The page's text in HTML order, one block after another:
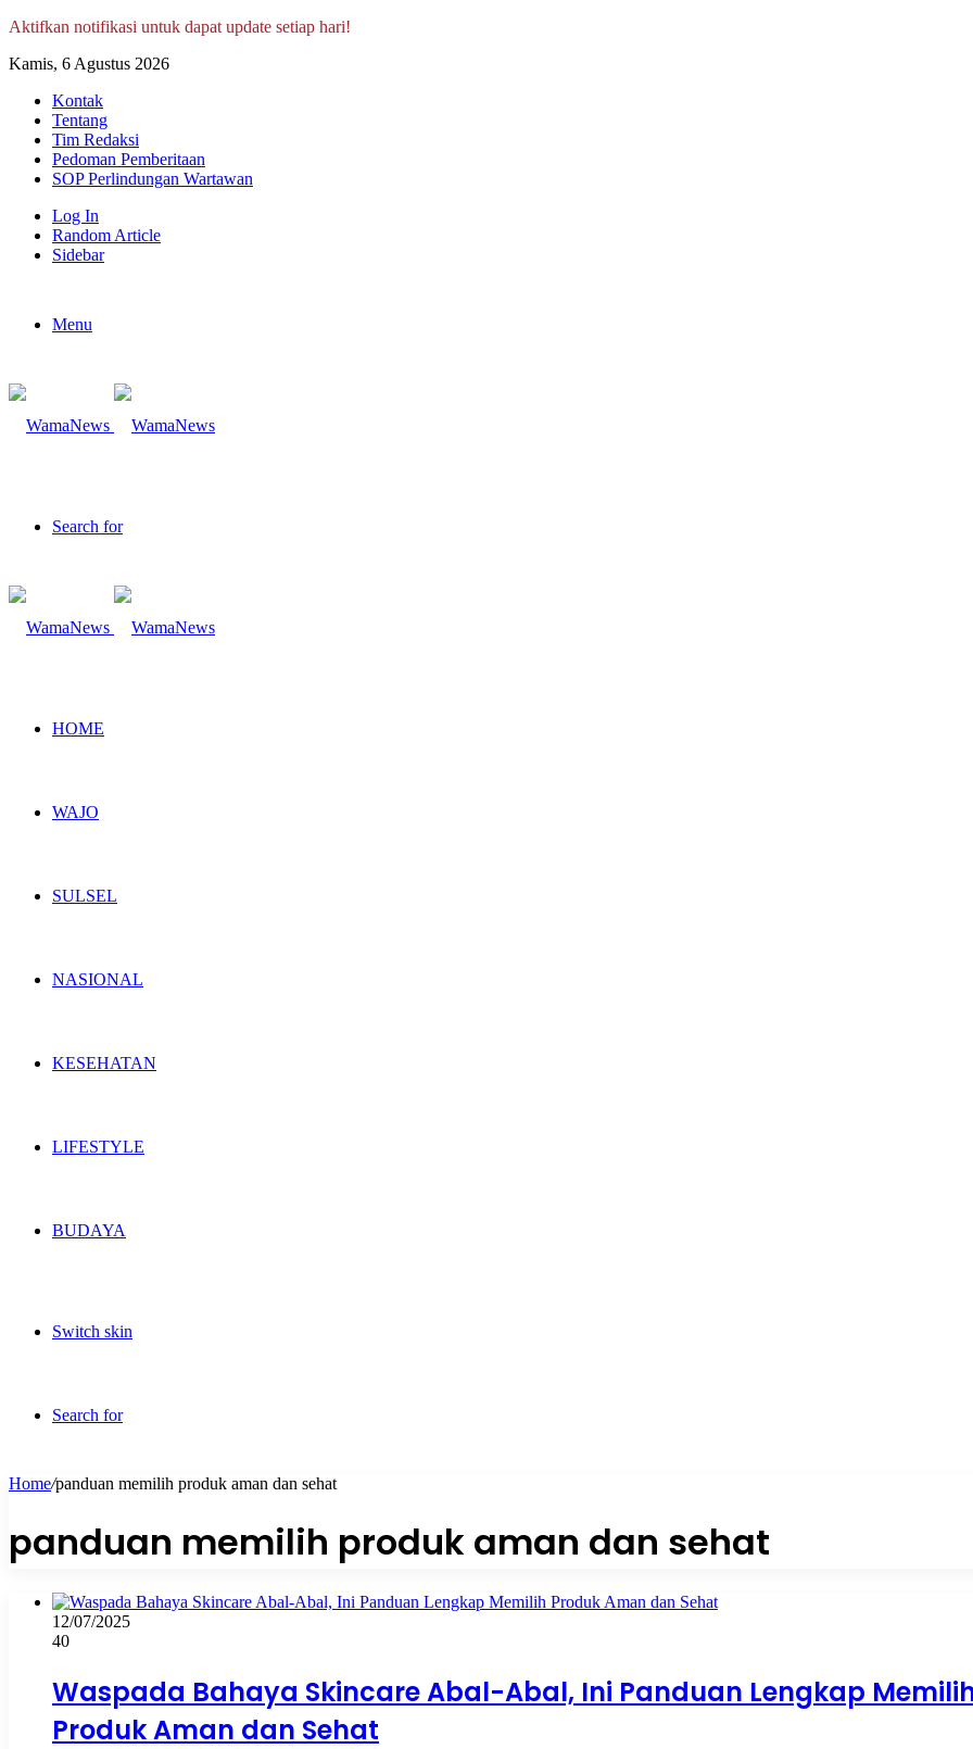
Aktifkan notifikasi untuk dapat update setiap hari!
Kamis, 6 Agustus 2026
Kontak
Tentang
Tim Redaksi
Pedoman Pemberitaan
SOP Perlindungan Wartawan
Log In
Random Article
Sidebar
Menu
Search for
HOME
WAJO
SULSEL
NASIONAL
KESEHATAN
LIFESTYLE
BUDAYA
Switch skin
Search for
Home/panduan memilih produk aman dan sehat
panduan memilih produk aman dan sehat
12/07/2025
40
Waspada Bahaya Skincare Abal-Abal, Ini Panduan Lengkap
Produk Aman dan Sehat